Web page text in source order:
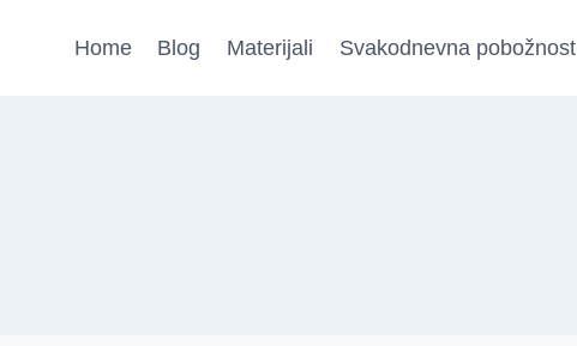
Home Blog Materijali Svakodnevna pobožnost